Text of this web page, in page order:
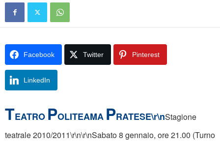
Facebook Twitter Pinterest
LinkedIn
TEATRO POLITEAMA PRATESE\r\nStagione
teatrale 2010/2011\r\n\r\nSabato 8 gennaio, ore 21.00 (Turno